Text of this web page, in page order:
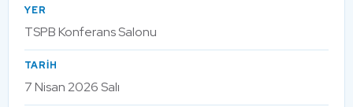
YER
TSPB Konferans Salonu
TARİH
7 Nisan 2026 Salı